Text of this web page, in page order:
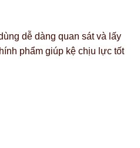
dễ dàng quan sát và lấy
phẩm giúp kệ chịu lực tốt